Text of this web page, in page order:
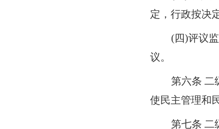
定，行政按决
(四)评议
议。
第六条 二
使民主管理和
第七条 二